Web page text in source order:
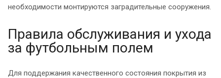
необходимости монтируются заградительные сооружения.
Правила обслуживания и ухода
за футбольным полем
Для поддержания качественного состояния покрытия из